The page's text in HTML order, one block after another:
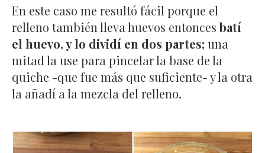
En este caso me resultó fácil porque el
relleno también lleva huevos entonces batí
el huevo, y lo dividí en dos partes; una
mitad la use para pincelar la base de la
quiche -que fue más que suficiente- y la otra
la añadí a la mezcla del relleno.